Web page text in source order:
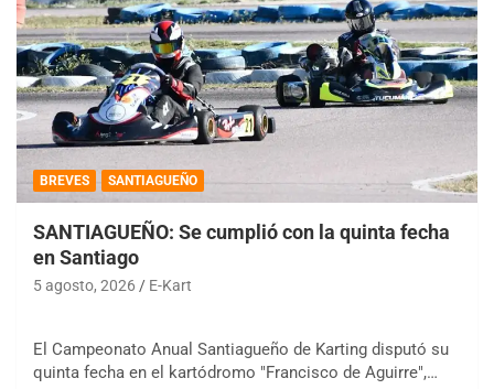
BREVES SANTIAGUEÑO
SANTIAGUEÑO: Se cumplió con la quinta fecha
en Santiago
5 agosto, 2026 E-Kart
El Campeonato Anual Santiagueño de Karting disputó su
quinta fecha en el kartódromo "Francisco de Aguirre",…